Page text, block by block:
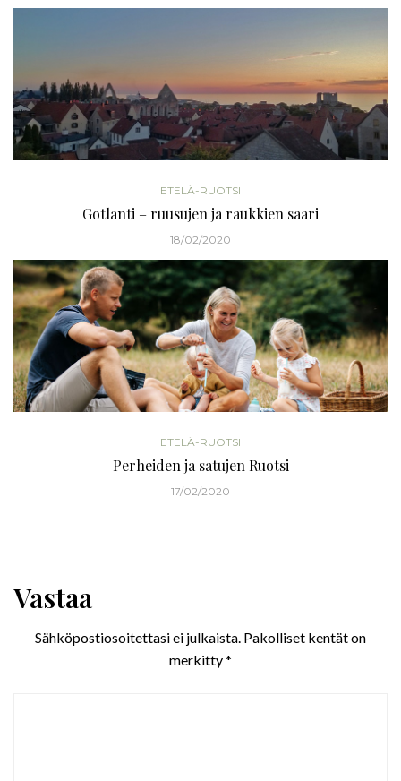
ETELÄ-RUOTSI
Gotlanti – ruusujen ja raukkien saari
18/02/2020
ETELÄ-RUOTSI
Perheiden ja satujen Ruotsi
17/02/2020
Vastaa
Sähköpostiosoitettasi ei julkaista. Pakolliset kentät on
merkitty*